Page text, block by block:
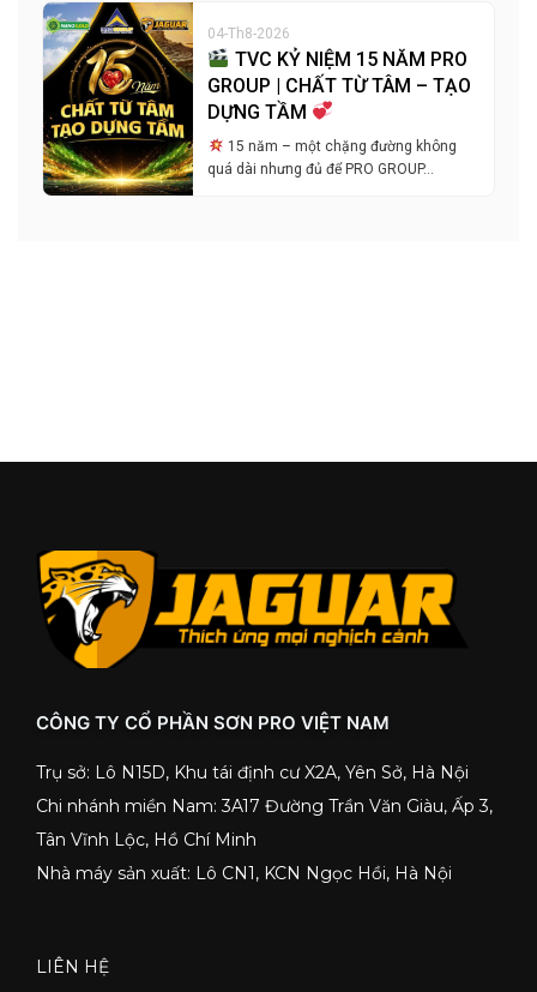
04-Th8-2026
TVC KỶ NIỆM 15 NĂM PRO
GROUP | CHẤT TỪ TÂM – TẠO
DỰNG TẦM
15 năm – một chặng đường không
quá dài nhưng đủ để PRO GROUP…
CÔNG TY CỔ PHẦN SƠN PRO VIỆT NAM
Trụ sở: Lô N15D, Khu tái định cư X2A, Yên Sở, Hà Nội
Chi nhánh miền Nam: 3A17 Đường Trần Văn Giàu, Ấp 3,
Tân Vĩnh Lộc, Hồ Chí Minh
Nhà máy sản xuất: Lô CN1, KCN Ngọc Hồi, Hà Nội
LIÊN HỆ